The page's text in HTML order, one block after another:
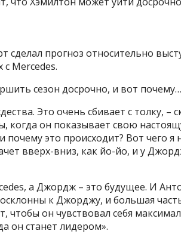
прогноз относительно
Mercedes.
сезон досрочно, и вот почему…
Это очень сбивает с толку, –
когда он показывает свою
почему это происходит? Вот чего я
вверх-вниз, как йо-йо, и у
а Джордж – это будущее. И
к Джорджу, и большая
чтобы он чувствовал себя
он станет лидером».